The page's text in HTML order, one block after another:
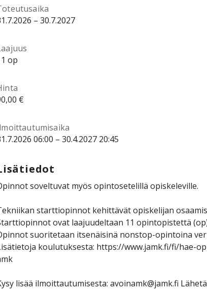
– 30.7.2027
op
€
06:00 – 30.4.2027 20:45
soveltuvat myös opintosetelillä opiskeleville.
starttiopinnot kehittävät opiskelijan
ovat laajuudeltaan 11 opintopistettä
suoritetaan itsenäisinä nonstop-opintoina
koulutuksesta: https://www.jamk.fi/fi/hae-
lisää ilmoittautumisesta: avoinamk@jamk.fi